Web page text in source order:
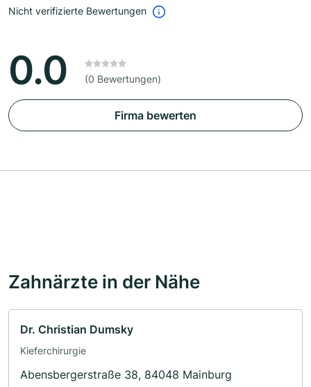
Nicht verifizierte Bewertungen
0.0 (0 Bewertungen)
Firma bewerten
Zahnärzte in der Nähe
Dr. Christian Dumsky
Kieferchirurgie
Abensbergerstraße 38, 84048 Mainburg